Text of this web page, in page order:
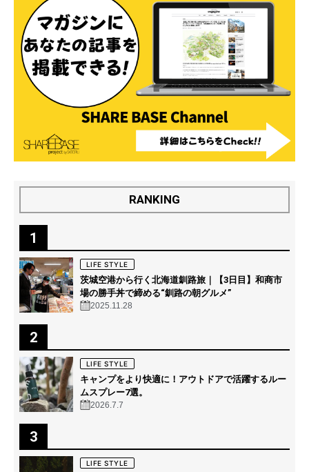
RANKING
1
LIFE STYLE
茨城空港から行く北海道釧路旅｜【3日目】和商市
場の勝手丼で締める“釧路の朝グルメ”
2025.11.28
2
LIFE STYLE
キャンプをより快適に！アウトドアで活躍するルー
ムスプレー7選。
2026.7.7
3
LIFE STYLE